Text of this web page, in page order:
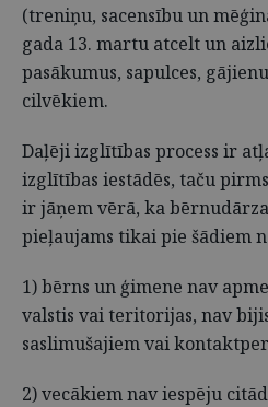
(treniņu, sacensību un
gada 13. martu atcelt un
pasākumus, sapulces,
cilvēkiem.
Daļēji izglītības process ir
izglītības iestādēs, taču
ir jāņem vērā, ka
pieļaujams tikai pie šādiem
1) bērns un ģimene nav
valstis vai teritorijas, nav
saslimušajiem vai
2) vecākiem nav iespēju